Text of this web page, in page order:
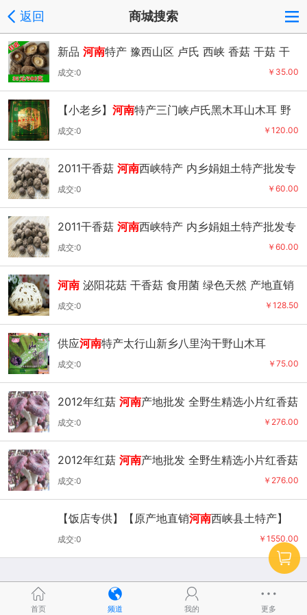
返回 商城搜索
新品 河南特产 豫西山区 卢氏 西峡 香菇 干菇 干
货
￥35.00
成交:0
【小老乡】 河南特产三门峡卢氏黑木耳山木耳 野
木耳礼盒
￥120.00
成交:0
2011干香菇 河南西峡特产 内乡娟姐土特产批发专
营 3-4公分
￥60.00
成交:0
2011干香菇 河南西峡特产 内乡娟姐土特产批发专
营 3-4公分
￥60.00
成交:0
河南 泌阳花菇 干香菇 食用菌 绿色天然 产地直销
量大价优
￥128.50
成交:0
供应河南特产太行山新乡八里沟干野山木耳
￥75.00
成交:0
2012年红菇 河南产地批发 全野生精选小片红香菇
上等菇头 不涨价
￥276.00
成交:0
2012年红菇 河南产地批发 全野生精选小片红香菇
上等菇头 不涨价
￥276.00
成交:0
【饭店专供】【原产地直销河南西峡县土特产】
【羊肚菌】食用菌
￥1550.00
成交:0
首页 频道 我的 更多